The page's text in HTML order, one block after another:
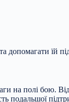
їй
на полі бою.
подальшої